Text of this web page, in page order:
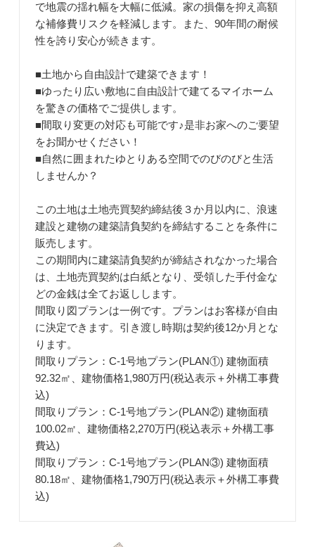
で地震の揺れ幅を大幅に低減。家の損傷を抑え高額
な補修費リスクを軽減します。また、90年間の耐候
性を誇り安心が続きます。
■土地から自由設計で建築できます！
■ゆったり広い敷地に自由設計で建てるマイホーム
を驚きの価格でご提供します。
■間取り変更の対応も可能です♪是非お家へのご要望
をお聞かせください！
■自然に囲まれたゆとりある空間でのびのびと生活
しませんか？
この土地は土地売買契約締結後３か月以内に、浪速
建設と建物の建築請負契約を締結することを条件に
販売します。
この期間内に建築請負契約が締結されなかった場合
は、土地売買契約は白紙となり、受領した手付金な
どの金銭は全てお返しします。
間取り図プランは一例です。プランはお客様が自由
に決定できます。引き渡し時期は契約後12か月とな
ります。
間取りプラン：C-1号地プラン(PLAN①) 建物面積
92.32㎡、建物価格1,980万円(税込表示＋外構工事費
込)
間取りプラン：C-1号地プラン(PLAN②) 建物面積
100.02㎡、建物価格2,270万円(税込表示＋外構工事
費込)
間取りプラン：C-1号地プラン(PLAN③) 建物面積
80.18㎡、建物価格1,790万円(税込表示＋外構工事費
込)